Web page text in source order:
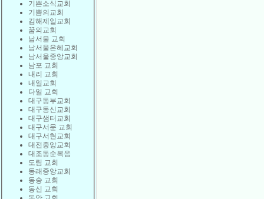
기쁜소식교회
기쁨의교회
김해제일교회
꿈의교회
남서울 교회
남서울은혜교회
남서울중앙교회
남포 교회
내리 교회
내일교회
다일 교회
대구동부교회
대구동신교회
대구샘터교회
대구서문 교회
대구서현교회
대전중앙교회
대조동순복음
도림 교회
동래중앙교회
동숭 교회
동신 교회